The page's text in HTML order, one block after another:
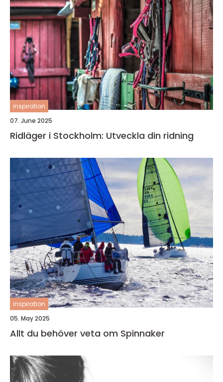
inspiration
07. June 2025
Ridläger i Stockholm: Utveckla din ridning
inspiration
05. May 2025
Allt du behöver veta om Spinnaker